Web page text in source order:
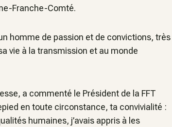
Franche-Comté.
homme de passion et de convictions, très
vie à la transmission et au monde
a commenté le Président de la FFT
en toute circonstance, ta convivialité :
humaines, j’avais appris à les